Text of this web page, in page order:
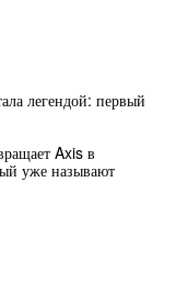
легендой: первый
Axis в
уже называют